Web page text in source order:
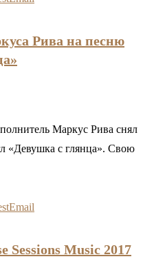
Рива на песню
Маркус Рива снял
«Девушка с глянца». Свою
Email
Sessions Music 2017